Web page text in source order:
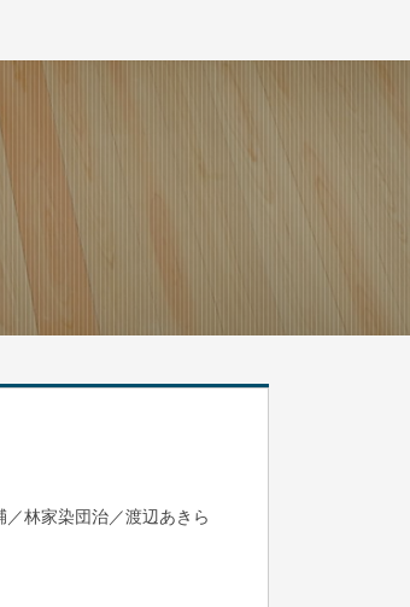
林家染団治／渡辺あきら